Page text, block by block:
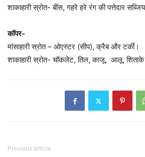
शाकाहारी स्रोत- बींस, गहरे हरे रंग की पत्तेदार
कॉपर-
मांसाहारी स्रोत – ओएस्टर (सीप), क्रैब और टर्की।
शाकाहारी स्रोत- चॉकलेट, तिल, काजू, आलू,
Previous article